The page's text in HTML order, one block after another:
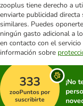
zooplus tiene derecho a
enviarte publicidad
similares. Puedes
ningún gasto adicional a
en contacto con el
información sobre
333
zooPuntos por
suscribirte
¡No